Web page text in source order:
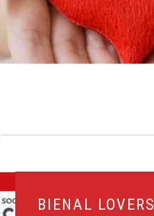
BIENAL LOVERS